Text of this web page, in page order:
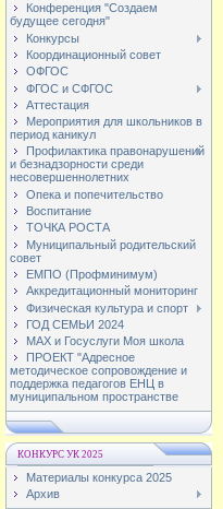
Конференция "Создаем
будущее сегодня"
Конкурсы
Координационный совет
ОФГОС
ФГОС и СФГОС
Аттестация
Мероприятия для школьников в
период каникул
Профилактика правонарушений
и безнадзорности среди
несовершеннолетних
Опека и попечительство
Воспитание
ТОЧКА РОСТА
Муниципальный родительский
совет
ЕМПО (Профминимум)
Аккредитационный мониторинг
Физическая культура и спорт
ГОД СЕМЬИ 2024
МАХ и Госуслуги Моя школа
ПРОЕКТ "Адресное
методическое сопровождение и
поддержка педагогов ЕНЦ в
муниципальном пространстве
КОНКУРС УК 2025
Материалы конкурса 2025
Архив